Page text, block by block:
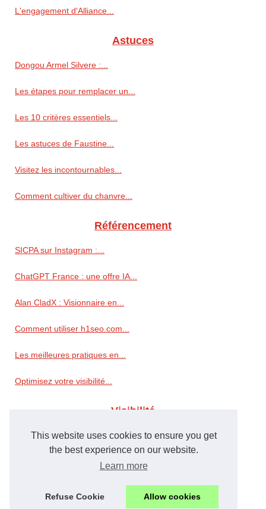
This website uses cookies to ensure you get
the best experience on our website.
Learn more
Refuse Cookie Allow cookies
L'engagement d'Alliance...
Astuces
Dongou Armel Silvere :...
Les étapes pour remplacer un...
Les 10 critères essentiels...
Les astuces de Faustine...
Visitez les incontournables...
Comment cultiver du chanvre...
Référencement
SICPA sur Instagram :...
ChatGPT France : une offre IA...
Alan CladX : Visionnaire en...
Comment utiliser h1seo.com...
Les meilleures pratiques en...
Optimisez votre visibilité...
Visibilité
« À aucun moment je n’ai...
Les clés pour améliorer...